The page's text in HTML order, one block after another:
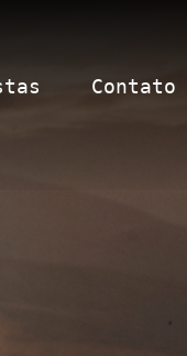
Contato